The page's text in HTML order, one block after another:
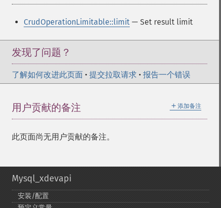
CrudOperationLimitable::limit — Set result limit
发现了问题？
了解如何改进此页面 • 提交拉取请求 • 报告一个错误
＋ 添加备注
用户贡献的备注
此页面尚无用户贡献的备注。
Mysql_xdevapi
安装/配置